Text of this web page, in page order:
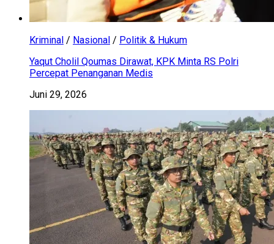
Kriminal / Nasional / Politik & Hukum
Yaqut Cholil Qoumas Dirawat, KPK Minta RS Polri
Percepat Penanganan Medis
Juni 29, 2026